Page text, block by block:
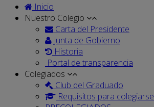
Inicio
Nuestro Colegio
Carta del Presidente
Junta de Gobierno
Historia
Portal de transparencia
Colegiados
Club del Graduado
Requisitos para colegiarse